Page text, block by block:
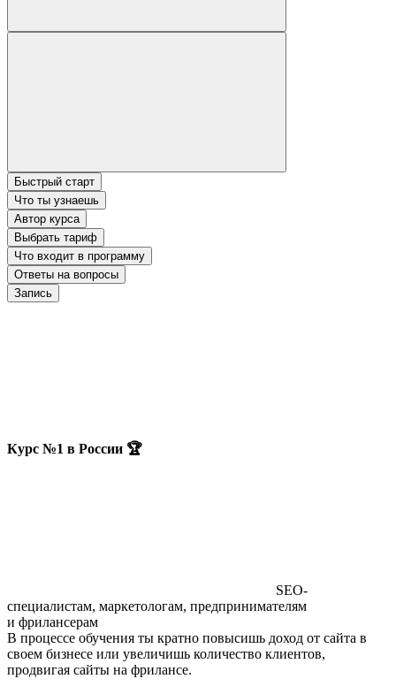
Быстрый старт
Что ты узнаешь
Автор курса
Выбрать тариф
Что входит в программу
Ответы на вопросы
Запись
Курс №1 в России 🏆
SEO-
специалистам, маркетологам, предпринимателям
и фрилансерам
В процессе обучения ты кратно повысишь доход от сайта в
своем бизнесе или увеличишь количество клиентов,
продвигая сайты на фрилансе.